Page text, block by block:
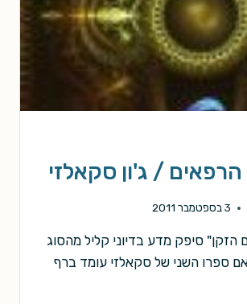
הרפאים / ג'ון סקאלזי
3 בספטמבר 2011
סיפק מדע בדיוני קליל מהסוג
ספרו השני של סקאלזי עומד ברף